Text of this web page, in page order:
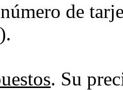
de
. Su